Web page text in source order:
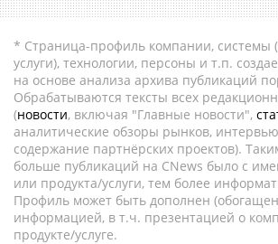
* Страница-профиль компании, системы
услуги), технологии, персоны и т.п.
на основе анализа архива публикаций
Обрабатываются тексты всех
(новости, включая "Главные новости",
аналитические обзоры рынков,
содержание партнёрских проектов).
больше публикаций на CNews было с
или продукта/услуги, тем более
Профиль может быть дополнен
информацией, в т.ч. презентацией о
продукте/услуге.